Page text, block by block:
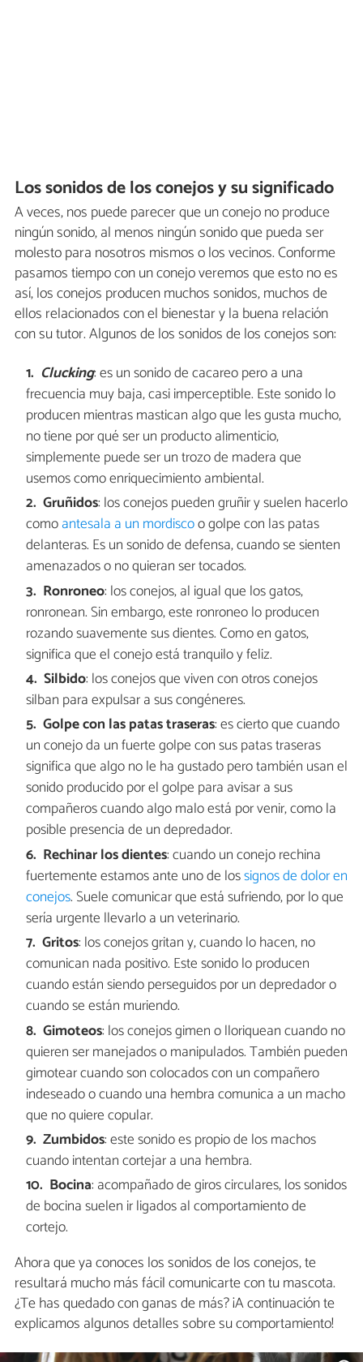
Los sonidos de los conejos y su significado
A veces, nos puede parecer que un conejo no produce
ningún sonido, al menos ningún sonido que pueda ser
molesto para nosotros mismos o los vecinos. Conforme
pasamos tiempo con un conejo veremos que esto no es
así, los conejos producen muchos sonidos, muchos de
ellos relacionados con el bienestar y la buena relación
con su tutor. Algunos de los sonidos de los conejos son:
Clucking: es un sonido de cacareo pero a una
frecuencia muy baja, casi imperceptible. Este sonido lo
producen mientras mastican algo que les gusta mucho,
no tiene por qué ser un producto alimenticio,
simplemente puede ser un trozo de madera que
usemos como enriquecimiento ambiental.
Gruñidos: los conejos pueden gruñir y suelen hacerlo
comoantesala a un mordiscoo golpe con las patas
delanteras. Es un sonido de defensa, cuando se sienten
amenazados o no quieran ser tocados.
Ronroneo: los conejos, al igual que los gatos,
ronronean. Sin embargo, este ronroneo lo producen
rozando suavemente sus dientes. Como en gatos,
significa que el conejo está tranquilo y feliz.
Silbido: los conejos que viven con otros conejos
silban para expulsar a sus congéneres.
Golpe con las patas traseras: es cierto que cuando
un conejo da un fuerte golpe con sus patas traseras
significa que algo no le ha gustado pero también usan el
sonido producido por el golpe para avisar a sus
compañeros cuando algo malo está por venir, como la
posible presencia de un depredador.
Rechinar los dientes: cuando un conejo rechina
fuertemente estamos ante uno de lossignos de dolor en
conejos. Suele comunicar que está sufriendo, por lo que
sería urgente llevarlo a un veterinario.
Gritos: los conejos gritan y, cuando lo hacen, no
comunican nada positivo. Este sonido lo producen
cuando están siendo perseguidos por un depredador o
cuando se están muriendo.
Gimoteos: los conejos gimen o lloriquean cuando no
quieren ser manejados o manipulados. También pueden
gimotear cuando son colocados con un compañero
indeseado o cuando una hembra comunica a un macho
que no quiere copular.
Zumbidos: este sonido es propio de los machos
cuando intentan cortejar a una hembra.
Bocina: acompañado de giros circulares, los sonidos
de bocina suelen ir ligados al comportamiento de
cortejo.
Ahora que ya conoces los sonidos de los conejos, te
resultará mucho más fácil comunicarte con tu mascota.
¿Te has quedado con ganas de más? ¡A continuación te
explicamos algunos detalles sobre su comportamiento!